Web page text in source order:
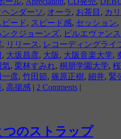
ヘンダーソ, オーラ, お茶目 , カ
ピード, スピード感, セッション,
ンクジョーンズ, ビルエヴァンス
, リリース , レコーディングライ
, 大坂昌彦, 大阪, 大阪音楽大学,
気, 栗林すみれ, 桐朋学園大学,
一彦, 竹田節, 篠原正樹, 細井, 緊
, 高揚感 | 2 Comments |
つのストラップ